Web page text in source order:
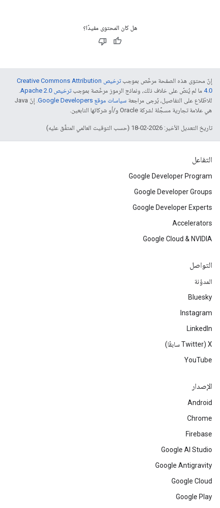
هل كان المحتوى مفيدًا؟
إنّ محتوى هذه الصفحة مرخّص بموجب
ترخيص Creative Commons Attribution
4.0‏ ما لم يُنصّ على خلاف ذلك، ونماذج الرموز مرخّصة بموجبترخيص Apache 2.0‏
.
للاطّلاع على التفاصيل، يُرجى مراجعة سياسات موقع Google Developers‏
. إنّ Java
هي علامة تجارية مسجَّلة لشركة Oracle و/أو شركائها التابعين.
تاريخ التعديل الأخير: 2026-02-18 (حسب التوقيت العالمي المتفَّق عليه)
التفاعل
Google Developer Program
Google Developer Groups
Google Developer Experts
Accelerators
Google Cloud & NVIDIA
التواصل
المدوّنة
Bluesky
Instagram
LinkedIn
‫X ‏(Twitter سابقًا)
YouTube
الإصدار
Android
Chrome
Firebase
Google AI Studio
Google Antigravity
Google Cloud
Google Play